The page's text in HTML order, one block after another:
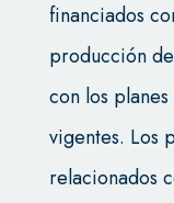
financiados
producción
con los
vigentes. Los
relacionados